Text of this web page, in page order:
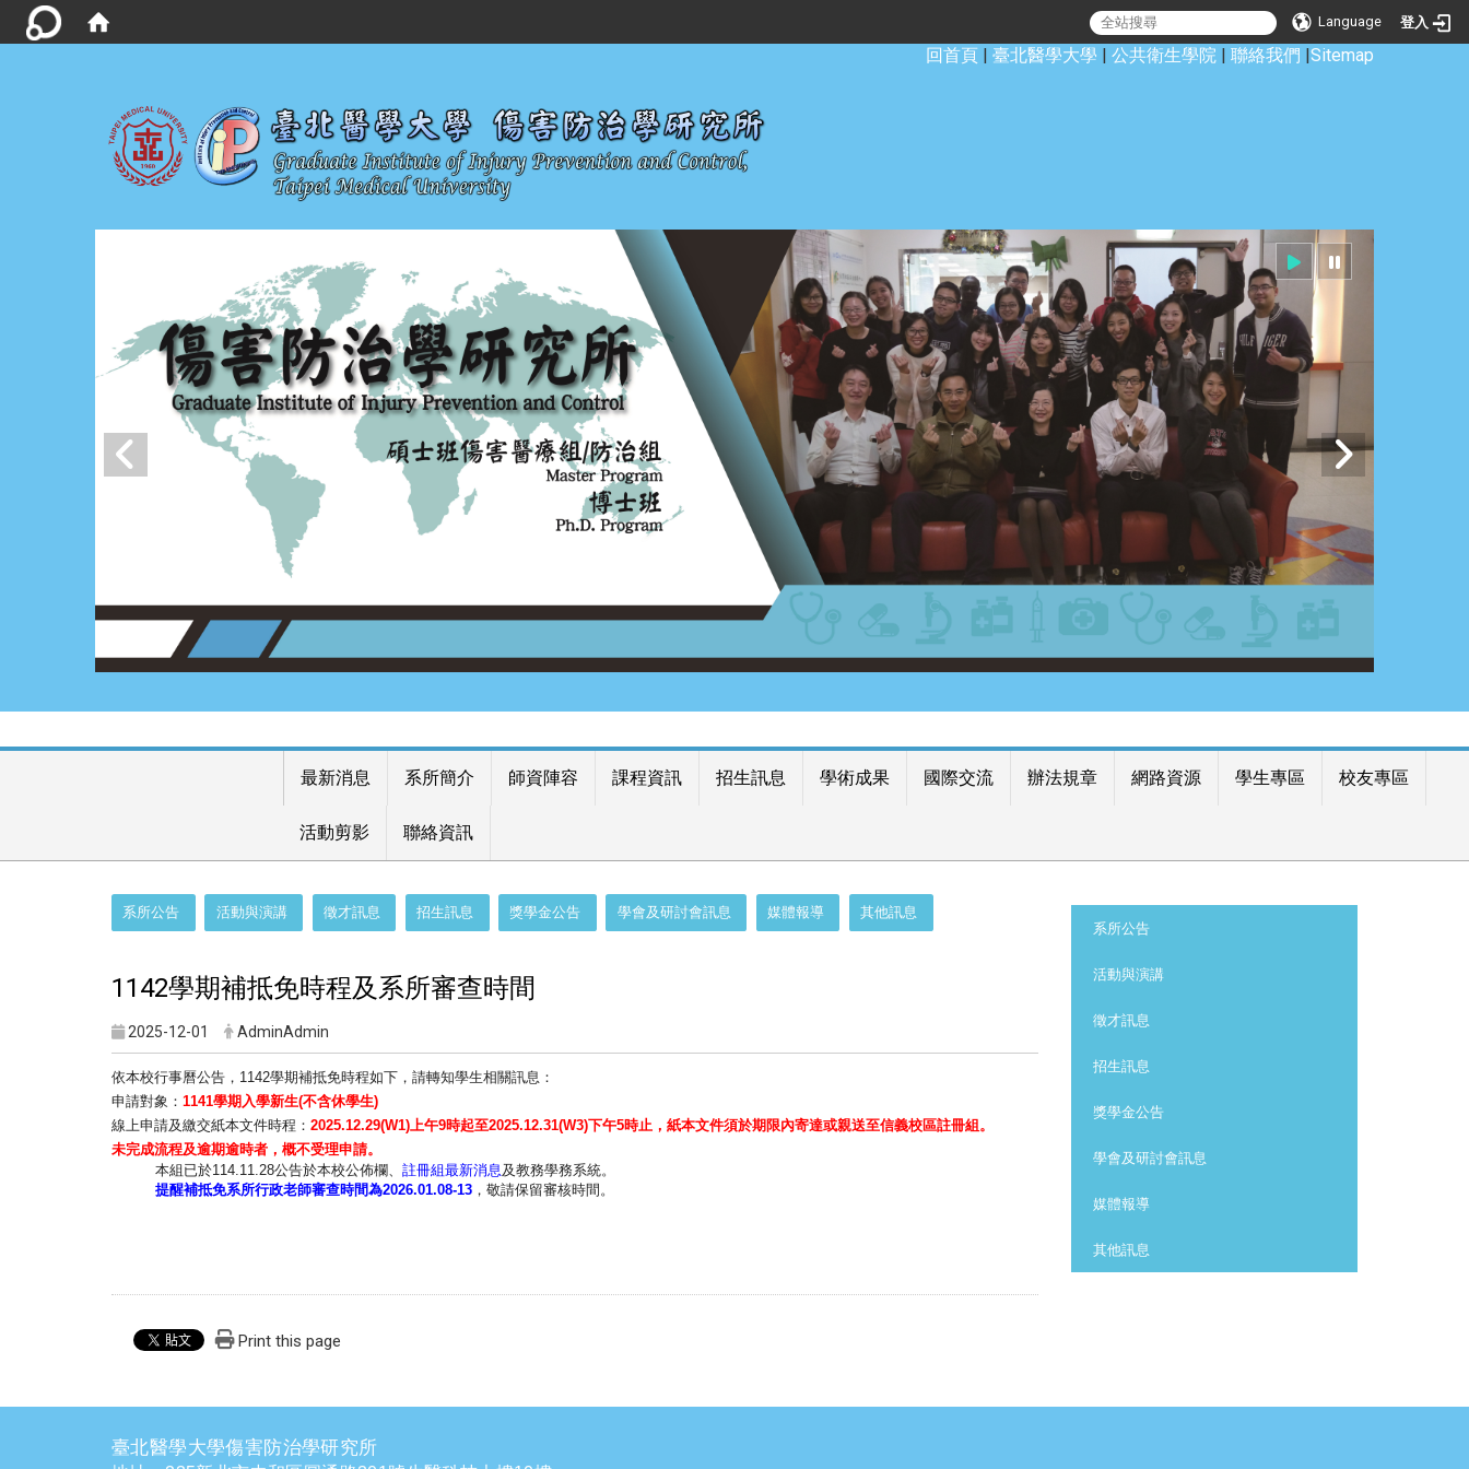
Language 登入
回首頁 | 臺北醫學大學 | 公共衛生學院 | 聯絡我們 |Sitemap
最新消息 系所簡介 師資陣容 課程資訊 招生訊息 學術成果 國際交流 辦法規章 網路資源 學生專區 校友專區
活動剪影 聯絡資訊
系所公告 活動與演講 徵才訊息 招生訊息 獎學金公告 學會及研討會訊息 媒體報導 其他訊息
1142學期補抵免時程及系所審查時間
2025-12-01 AdminAdmin
依本校行事曆公告，1142學期補抵免時程如下， 請轉知學生相關訊息：
申請對象： 1141學期入學新生(不含休學生)
線上申請及繳交紙本文件時程： 2025.12.29(W1) 上午9時起至2025.12.31(W3)下午5時止， 紙本文件須於期限內寄達或親送至信義校區註冊組。
未完成流程及逾期逾時者，概不受理申請。
本組已於114.11.28公告於本校公佈欄、 註冊組最新消息 及教務學務系統。
提醒補抵免系所行政老師審查時間為2026.01.08-13 ， 敬請保留審核時間。
Print this page
系所公告
活動與演講
徵才訊息
招生訊息
獎學金公告
學會及研討會訊息
媒體報導
其他訊息
臺北醫學大學傷害防治學研究所